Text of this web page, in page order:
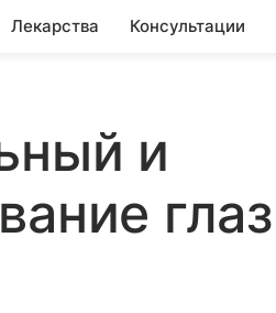
Лекарства Консультации
и
глаз